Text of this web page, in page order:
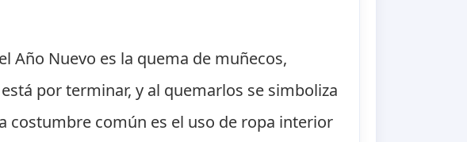
Año Nuevo es la quema de muñecos,
por terminar, y al quemarlos se simboliza
costumbre común es el uso de ropa interior